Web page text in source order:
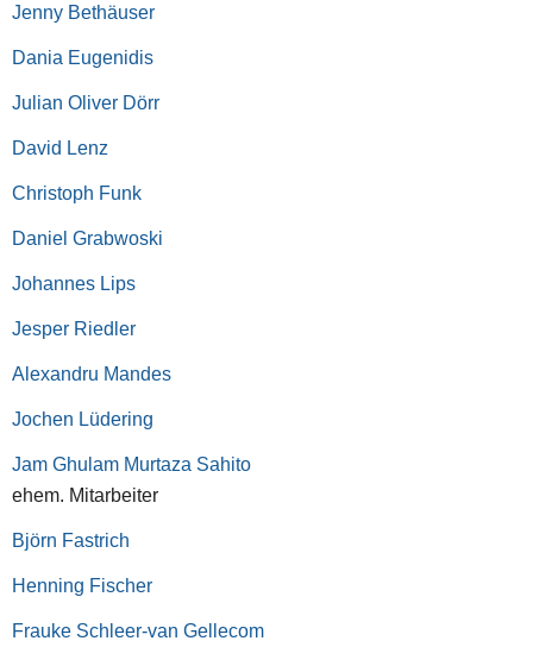
Jenny Bethäuser
Dania Eugenidis
Julian Oliver Dörr
David Lenz
Christoph Funk
Daniel Grabwoski
Johannes Lips
Jesper Riedler
Alexandru Mandes
Jochen Lüdering
Jam Ghulam Murtaza Sahito
ehem. Mitarbeiter
Björn Fastrich
Henning Fischer
Frauke Schleer-van Gellecom